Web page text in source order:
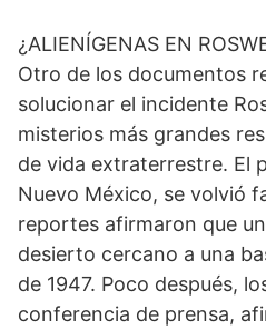
¿ALIENÍGENAS EN
Otro de los documentos
solucionar el incidente
misterios más grandes
de vida extraterrestre. El
Nuevo México, se volvió
reportes afirmaron que
desierto cercano a una
de 1947. Poco después,
conferencia de prensa,